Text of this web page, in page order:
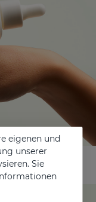
eigenen und
unserer
Sie